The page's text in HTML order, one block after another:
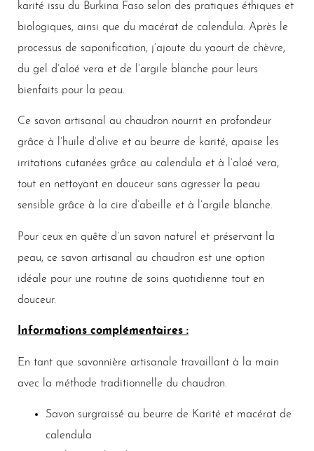
karité issu du Burkina Faso selon des pratiques éthiques et
biologiques, ainsi que du macérat de calendula. Après le
processus de saponification, j’ajoute du yaourt de chèvre,
du gel d’aloé vera et de l’argile blanche pour leurs
bienfaits pour la peau.
Ce savon artisanal au chaudron nourrit en profondeur
grâce à l’huile d’olive et au beurre de karité, apaise les
irritations cutanées grâce au calendula et à l’aloé vera,
tout en nettoyant en douceur sans agresser la peau
sensible grâce à la cire d’abeille et à l’argile blanche.
Pour ceux en quête d’un savon naturel et préservant la
peau, ce savon artisanal au chaudron est une option
idéale pour une routine de soins quotidienne tout en
douceur.
Informations complémentaires :
En tant que savonnière artisanale travaillant à la main
avec la méthode traditionnelle du chaudron.
Savon surgraissé au beurre de Karité et macérat de
calendula